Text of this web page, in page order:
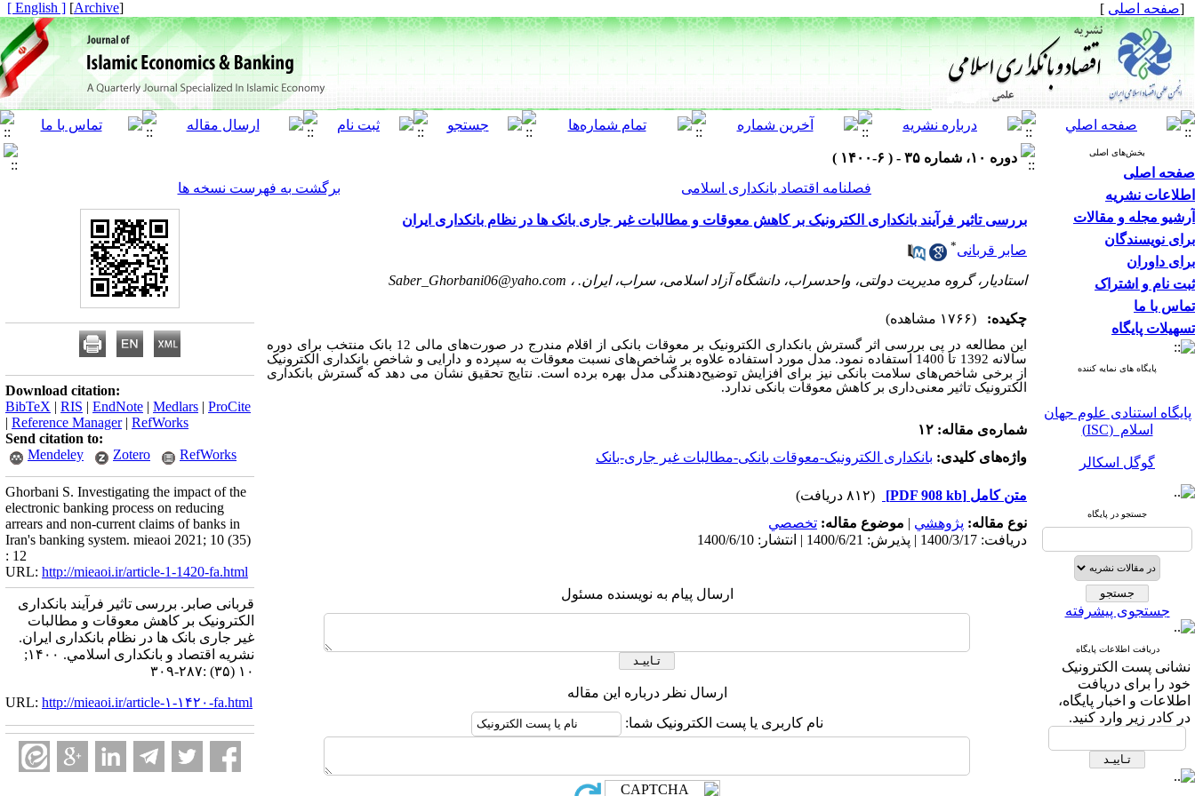
[صفحه اصلی ]
[
Archive
]
[ English ]
بخش‌های اصلی
صفحه اصلی
اطلاعات نشریه
آرشیو مجله و مقالات
برای نویسندگان
برای داوران
ثبت نام و اشتراک
تماس با ما
تسهیلات پایگاه
پایگاه های نمایه کننده
پایگاه استنادی علوم جهان
اسلام (ISC)
گوگل اسکالر
نورمگز
سیویلیکا
پایگاه استنادی علوم جهان
اسلام (ISC)
مگ ایران
جستجو در پایگاه
جستجوی پیشرفته
دریافت اطلاعات پایگاه
نشانی پست الکترونیک
خود را برای دریافت
اطلاعات و اخبار پایگاه،
در کادر زیر وارد کنید.
دوره ۱۰، شماره ۳۵ - ( ۶-۱۴۰۰ )
فصلنامه اقتصاد بانکداری اسلامی
برگشت به فهرست نسخه ها
بررسی تاثیر فرآیند بانکداری الکترونیک بر کاهش معوقات و مطالبات غیر جاری بانک ها در نظام بانکداری ایران
صابر قربانی*
استادیار، گروه مدیریت دولتی، واحدسراب، دانشگاه آزاد اسلامی، سراب، ایران. ، Saber_Ghorbani06@yaho.com
چکیده: (۱۷۶۶ مشاهده)
این مطالعه در پی بررسی اثر گسترش بانکداری الکترونیک بر معوقات بانکی از اقلام مندرج در صورت‌های مالی 12 بانک منتخب برای دوره
سالانه 1392 تا 1400 استفاده نمود. مدل مورد استفاده علاوه بر شاخص‌های نسبت معوقات به سپرده و دارایی و شاخص بانکداری الکترونیک
از برخی شاخص‌های سلامت بانکی نیز برای افزایش توضیح‌دهندگی مدل بهره برده است. نتایج تحقیق نشان می دهد که گسترش بانکداری
الکترونیک تاثیر معنی‌داری بر کاهش معوقات بانکی ندارد.
شماره‌ی مقاله: ۱۲
واژه‌های کلیدی: بانکداری الکترونیک-معوقات بانکی-مطالبات غیر جاری-بانک
متن کامل [PDF 908 kb]
(۸۱۲ دریافت)
نوع مقاله: پژوهشي | موضوع مقاله: تخصصي
دریافت: 1400/3/17 | پذیرش: 1400/6/21 | انتشار: 1400/6/10
ارسال پیام به نویسنده مسئول
ارسال نظر درباره این مقاله
نام کاربری یا پست الکترونیک شما:
Download citation:
BibTeX | RIS | EndNote | Medlars | ProCite
| Reference Manager| RefWorks
Send citation to:
Mendeley
Zotero RefWorks
Ghorbani S. Investigating the impact of the
electronic banking process on reducing
arrears and non-current claims of banks in
Iran's banking system. mieaoi 2021; 10 (35)
: 12
URL: http://mieaoi.ir/article-1-1420-fa.html
قربانی صابر. بررسی تاثیر فرآیند بانکداری
الکترونیک بر کاهش معوقات و مطالبات
غیر جاری بانک ها در نظام بانکداری ایران.
نشریه اقتصاد و بانکداری اسلامي. ۱۴۰۰;
۱۰ (۳۵) :۲۸۷-۳۰۹
URL: http://mieaoi.ir/article-۱-۱۴۲۰-fa.html